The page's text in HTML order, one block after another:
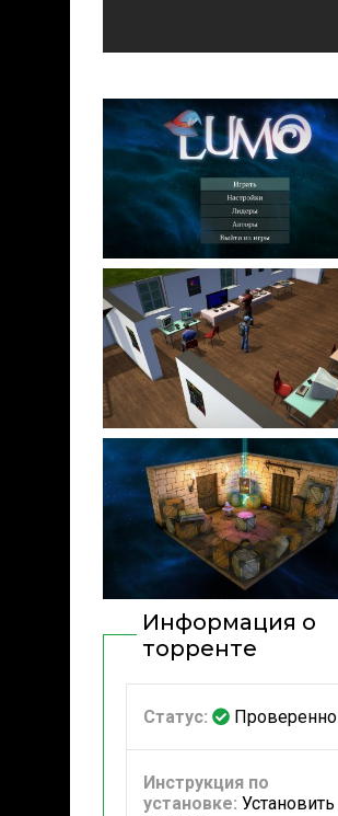
Информация о
торренте
Статус: Проверенно
Инструкция по
установке: Установить